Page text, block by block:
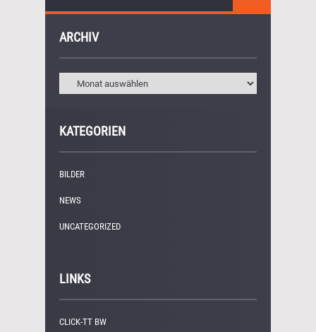
ARCHIV
KATEGORIEN
BILDER
NEWS
UNCATEGORIZED
LINKS
CLICK-TT BW